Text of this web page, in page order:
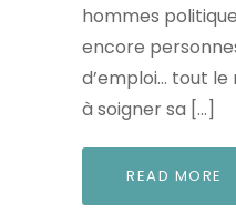
hommes
encore
d’emploi… tout
à soigner sa […]
READ MORE